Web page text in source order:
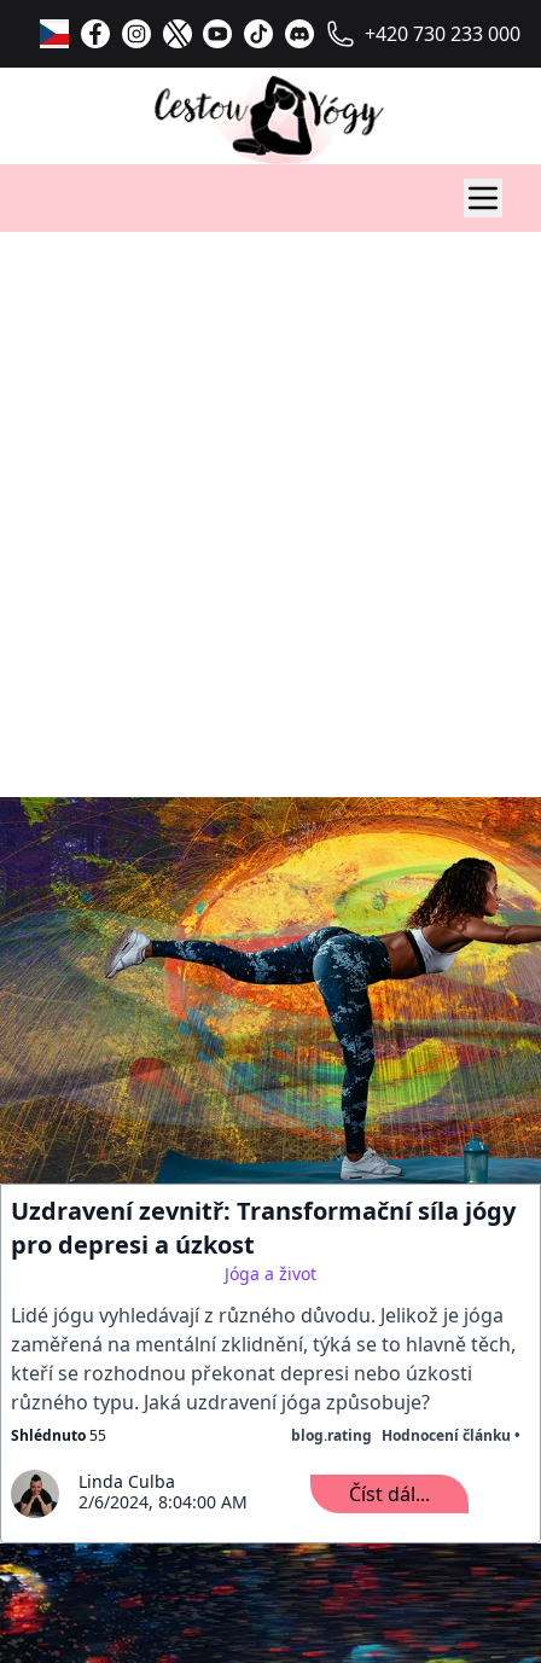
+420 730 233 000
Uzdravení zevnitř: Transformační síla jógy
pro depresi a úzkost
Jóga a život
Lidé jógu vyhledávají z různého důvodu. Jelikož je jóga
zaměřená na mentální zklidnění, týká se to hlavně těch,
kteří se rozhodnou překonat depresi nebo úzkosti
různého typu. Jaká uzdravení jóga způsobuje?
Shlédnuto55 blog.rating Hodnocení článku •
Linda Culba
2/6/2024, 8:04:00 AM
Číst dál...